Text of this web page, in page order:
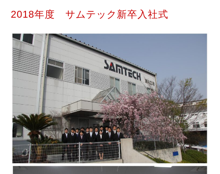
2018年度 サムテック新卒入社式